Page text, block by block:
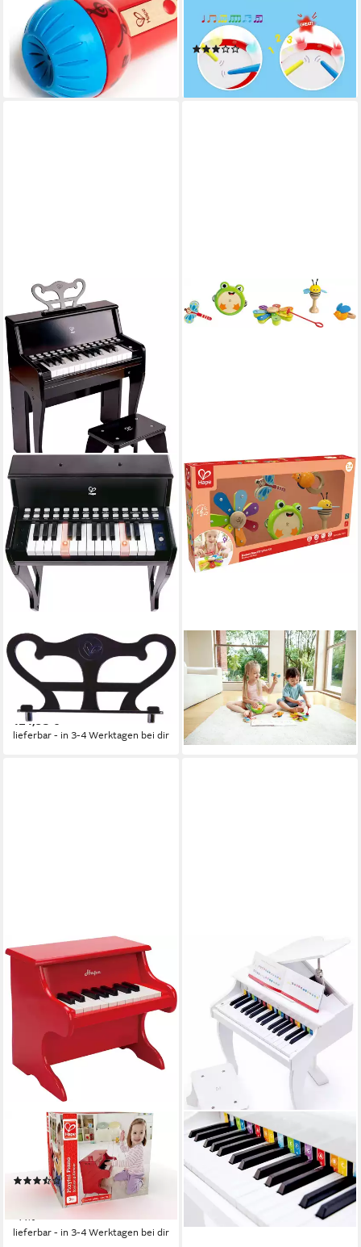
E0337 Echo-Mikrofon
10,99 €
lieferbar - in 3-4 Werktagen bei dir
Lern-Spiel-Trommel, mit Licht
& Sound
(2)
23,20 €
lieferbar - in 3-4 Werktagen bei dir
HAPE
Spielzeug-Musikinstrument
Leuchttasten-Piano mit
Hocker
124,95 €
lieferbar - in 3-4 Werktagen bei dir
HAPE
Spielzeug-Musikinstrument
Rhythmus-Kit Natur, (Set)
29,99 €
lieferbar - in 3-4 Werktagen bei dir
Spielzeug-Musikinstrument
Spielzeugklavier
(3)
UVP 79,99 €
lieferbar - in 3-4 Werktagen bei dir